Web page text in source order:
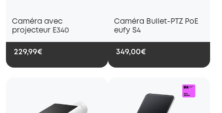
Caméra avec
projecteur E340
229,99€
Caméra Bullet-PTZ PoE
eufy S4
349,00€